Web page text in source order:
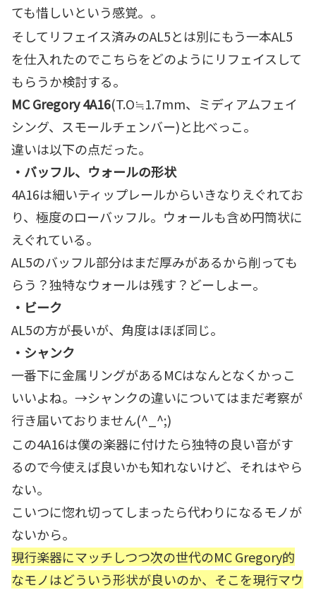
ても惜しいという感覚。。
そしてリフェイス済みのAL5とは別にもう一本AL5
を仕入れたのでこちらをどのようにリフェイスして
もらうか検討する。
MC Gregory 4A16(T.O≒1.7mm、ミディアムフェイ
シング、スモールチェンバー)と比べっこ。
違いは以下の点だった。
・バッフル、ウォールの形状
4A16は細いティップレールからいきなりえぐれてお
り、極度のローバッフル。ウォールも含め円筒状に
えぐれている。
AL5のバッフル部分はまだ厚みがあるから削っても
らう？独特なウォールは残す？どーしよー。
・ビーク
AL5の方が長いが、角度はほぼ同じ。
・シャンク
一番下に金属リングがあるMCはなんとなくかっこ
いいよね。→シャンクの違いについてはまだ考察が
行き届いておりません(^_^;)
この4A16は僕の楽器に付けたら独特の良い音がす
るので今使えば良いかも知れないけど、それはやら
ない。
こいつに惚れ切ってしまったら代わりになるモノが
ないから。
現行楽器にマッチしつつ次の世代のMC Gregory的
なモノはどういう形状が良いのか、そこを現行マウ